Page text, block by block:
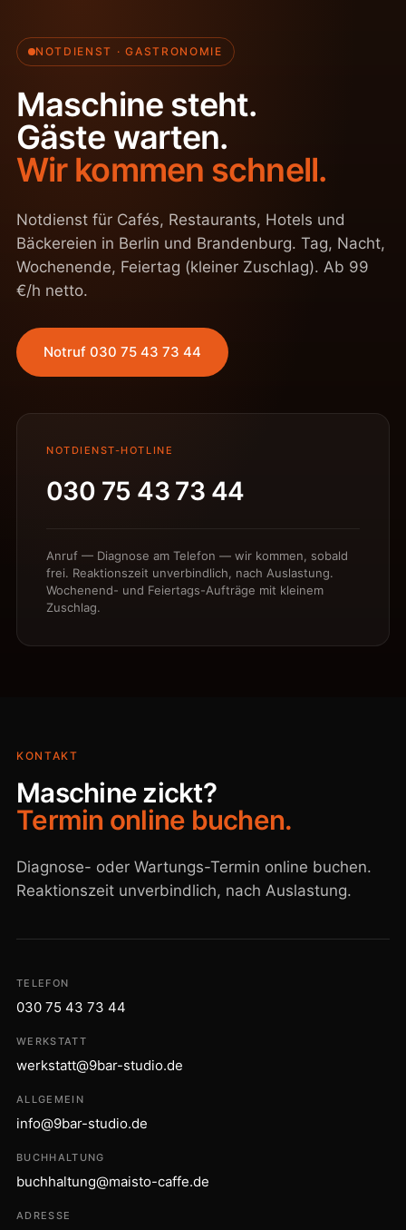
NOTDIENST · GASTRONOMIE
Maschine steht.
Gäste warten.
Wir kommen schnell.
Notdienst für Cafés, Restaurants, Hotels und
Bäckereien in Berlin und Brandenburg. Tag, Nacht,
Wochenende, Feiertag (kleiner Zuschlag). Ab 99
€/h netto.
Notruf 030 75 43 73 44
NOTDIENST-HOTLINE
030 75 43 73 44
Anruf — Diagnose am Telefon — wir kommen, sobald
frei. Reaktionszeit unverbindlich, nach Auslastung.
Wochenend- und Feiertags-Aufträge mit kleinem
Zuschlag.
KONTAKT
Maschine zickt?
Termin online buchen.
Diagnose- oder Wartungs-Termin online buchen.
Reaktionszeit unverbindlich, nach Auslastung.
TELEFON
030 75 43 73 44
WERKSTATT
werkstatt@9bar-studio.de
ALLGEMEIN
info@9bar-studio.de
BUCHHALTUNG
buchhaltung@maisto-caffe.de
ADRESSE